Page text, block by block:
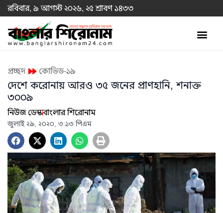
রবিবার, ৯ আগস্ট ২০২৬, ২৫ শ্রাবণ ১৪৩৩
প্রচ্ছদ কোভিড-১৯
দেশে করোনায় আরও ৩৫ জনের প্রাণহানি, শনাক্ত
৩০০৯
নিউজ ডেস্কবাংলার শিরোনাম
জুলাই ২৯, ২০২০, ৩:১৩ পিএম